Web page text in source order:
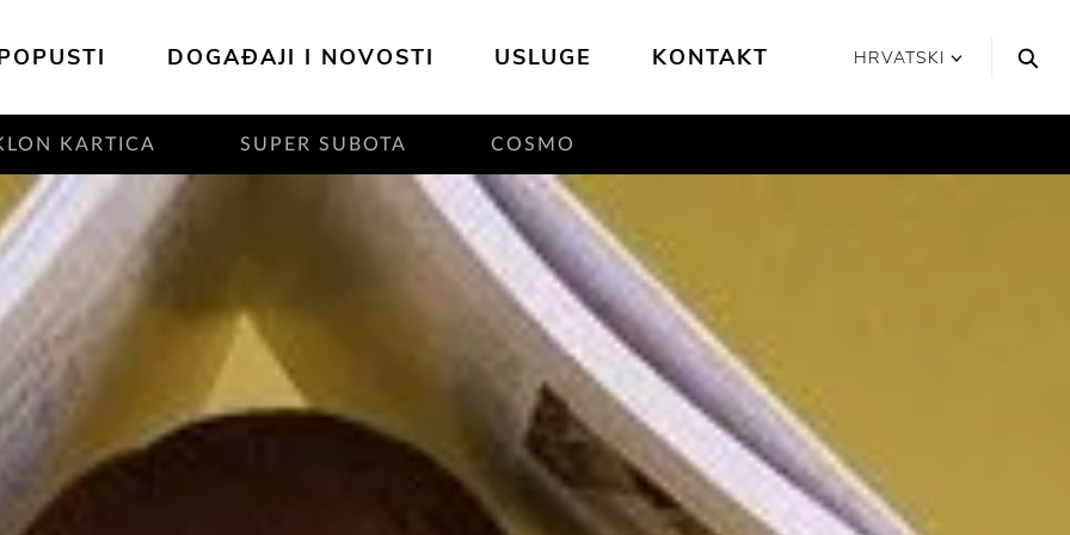
DOGAĐAJI I NOVOSTI USLUGE KONTAKT HRVATSKI
KARTICA SUPER SUBOTA COSMO